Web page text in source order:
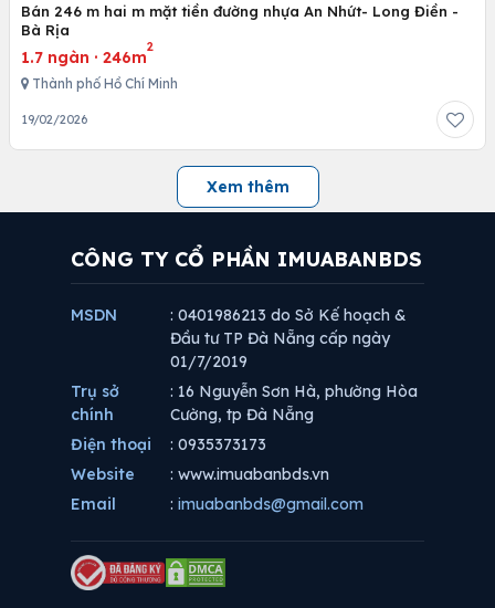
Bán 246 m hai m mặt tiền đường nhựa An Nhứt- Long Điền -
Bà Rịa
1.7 ngàn · 246m
2
Thành phố Hồ Chí Minh
19/02/2026
Xem thêm
CÔNG TY CỔ PHẦN IMUABANBDS
MSDN
: 0401986213 do Sở Kế hoạch &
Đầu tư TP Đà Nẵng cấp ngày
01/7/2019
Trụ sở
chính
: 16 Nguyễn Sơn Hà, phường Hòa
Cường, tp Đà Nẵng
Điện thoại
: 0935373173
Website
: www.imuabanbds.vn
Email
: imuabanbds@gmail.com